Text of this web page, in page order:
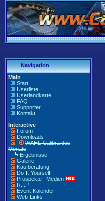
Navigation
Main
Start
Userliste
Userlandkarte
FAQ
Supporter
Kontakt
Interactive
Forum
Downloads
WAHL-Calibra des
Monats
Ergebnisse
Galerie
Kaufberatung
Do-It-Yourself
Prospekte | Medien
R.I.P.
Event-Kalender
Web-Links